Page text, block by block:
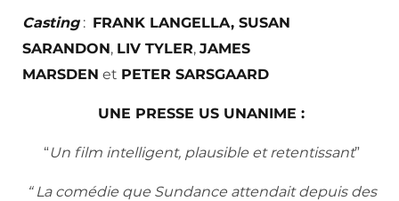
Casting: FRANK LANGELLA, SUSAN
SARANDON, LIV TYLER, JAMES
MARSDEN et PETER SARSGAARD
UNE PRESSE US UNANIME :
“Un film intelligent, plausible et retentissant”
“ La comédie que Sundance attendait depuis des